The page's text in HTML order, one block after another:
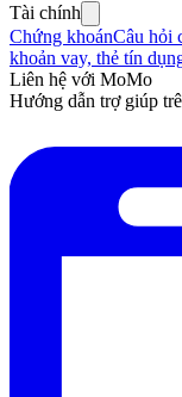
Tài chính
Chứng khoánCâu hỏi
khoản vay, thẻ tín
Liên hệ với MoMo
Hướng dẫn trợ giúp